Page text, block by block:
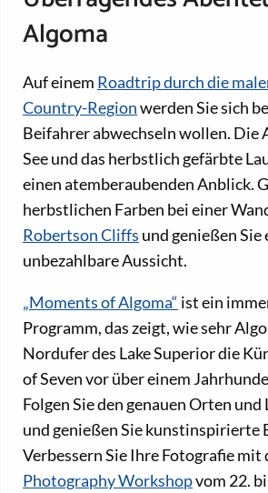
Algoma
Auf einem Roadtrip durch die
Country-Regionwerden Sie sich
Beifahrer abwechseln wollen. Die
See und das herbstlich gefärbte
einen atemberaubenden Anblick.
herbstlichen Farben bei einer
Robertson Cliffs und genießen Sie
unbezahlbare Aussicht.
„Moments of Algoma“ ist ein
Programm, das zeigt, wie sehr
Nordufer des Lake Superior die
of Seven vor über einem
Folgen Sie den genauen Orten
und genießen Sie kunstinspirierte
Verbessern Sie Ihre Fotografie mit
Photography Workshopvom 22.